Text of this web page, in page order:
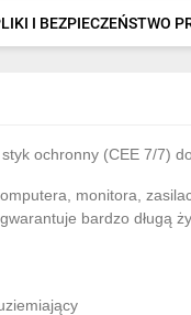
I BEZPIECZEŃSTWO
ochronny (CEE 7/7)
monitora,
bardzo długą